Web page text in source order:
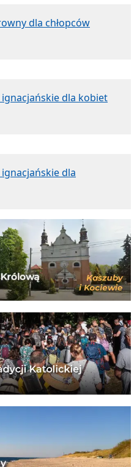
dla chłopców
dla kobiet
dla